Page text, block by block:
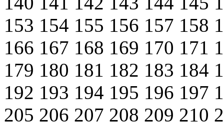
153 154 155 156 157 158
166 167 168 169 170 171
179 180 181 182 183 184
192 193 194 195 196 197
205 206 207 208 209 210